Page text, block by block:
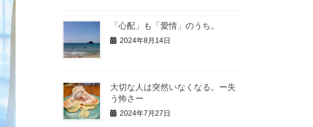
「心配」も「愛情」のうち。
2024年8月14日
大切な人は突然いなくなる。ー失
う怖さー
2024年7月27日